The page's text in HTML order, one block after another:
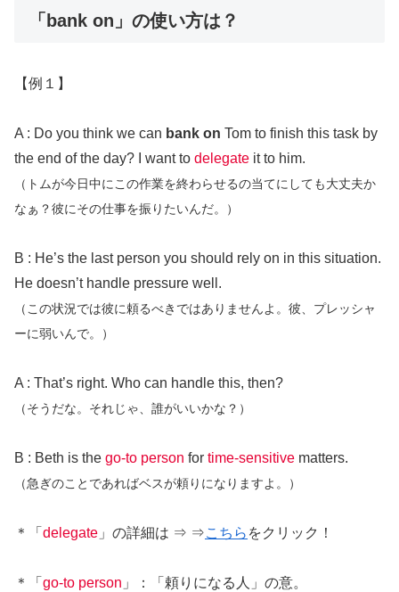
「bank on」の使い方は？
【例１】
A : Do you think we can bank on Tom to finish this task by
the end of the day? I want to delegate it to him.
（トムが今日中にこの作業を終わらせるの当てにしても大丈夫か
なぁ？彼にその仕事を振りたいんだ。）
B : He’s the last person you should rely on in this situation.
He doesn’t handle pressure well.
（この状況では彼に頼るべきではありませんよ。彼、プレッシャ
ーに弱いんで。）
A : That’s right. Who can handle this, then?
（そうだな。それじゃ、誰がいいかな？）
B : Beth is the go-to person for time-sensitive matters.
（急ぎのことであればベスが頼りになりますよ。）
＊「 delegate 」の詳細は ⇒ ⇒こちら をクリック！
＊「 go-to person 」：「頼りになる人」の意。